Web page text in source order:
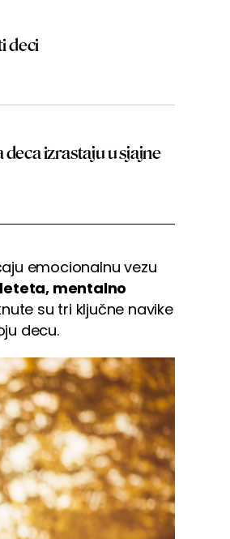
deci
izrastaju u sjajne
emocionalnu vezu
mentalno
su tri ključne navike
decu.